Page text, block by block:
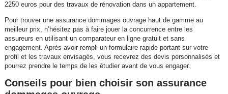
2250 euros pour des travaux de rénovation dans un appartement.
Pour trouver une assurance dommages ouvrage haut de gamme au
meilleur prix, n’hésitez pas à faire jouer la concurrence entre les
assureurs en utilisant un comparateur en ligne gratuit et sans
engagement. Après avoir rempli un formulaire rapide portant sur votre
profil et les travaux envisagés, vous recevrez des devis personnalisés et
pourrez prendre le temps de les étudier avant de vous engager.
Conseils pour bien choisir son assurance